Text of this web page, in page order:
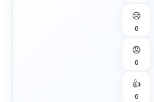
😢
0
😡
0
👍
0